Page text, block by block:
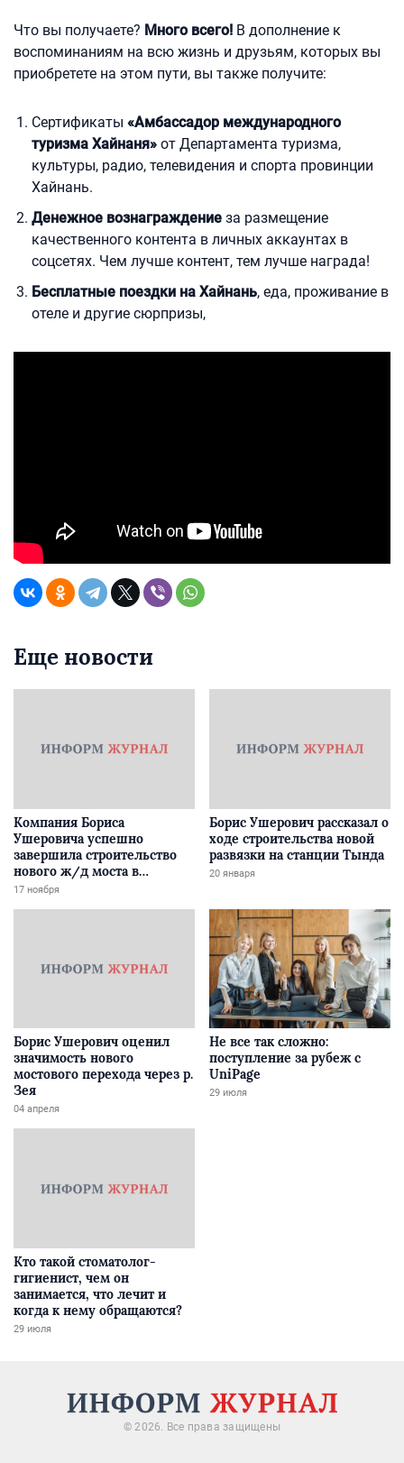
Что вы получаете? Много всего! В дополнение к
воспоминаниям на всю жизнь и друзьям, которых вы
приобретете на этом пути, вы также получите:
Сертификаты «Амбассадор международного
туризма Хайнаня» от Департамента туризма,
культуры, радио, телевидения и спорта провинции
Хайнань.
Денежное вознаграждение за размещение
качественного контента в личных аккаунтах в
соцсетях. Чем лучше контент, тем лучше награда!
Бесплатные поездки на Хайнань, еда, проживание в
отеле и другие сюрпризы,
Еще новости
Компания Бориса
Ушеровича успешно
завершила строительство
нового ж/д моста в
Забайкалье
17 ноября
Борис Ушерович рассказал о
ходе строительства новой
развязки на станции Тында
20 января
Борис Ушерович оценил
значимость нового
мостового перехода через р.
Зея
04 апреля
Не все так сложно:
поступление за рубеж с
UniPage
29 июля
Кто такой стоматолог-
гигиенист, чем он
занимается, что лечит и
когда к нему обращаются?
29 июля
© 2026. Все права защищены